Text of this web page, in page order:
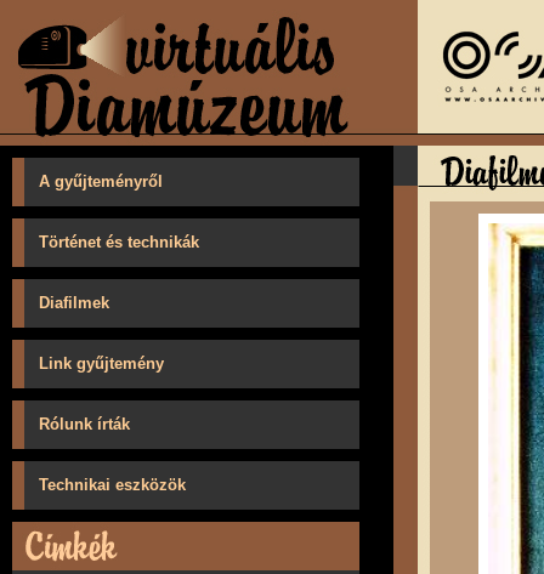
A gyűjteményről
Történet és technikák
Diafilmek
Link gyűjtemény
Rólunk írták
Technikai eszközök